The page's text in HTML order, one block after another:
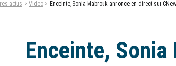
actus Video Enceinte, Sonia Mabrouk annonce en direct sur
Enceinte,